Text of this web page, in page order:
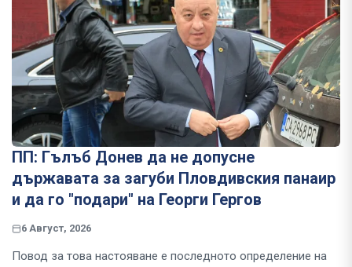
ПП: Гълъб Донев да не допусне
държавата за загуби Пловдивския панаир
и да го "подари" на Георги Гергов
6 Август, 2026
Повод за това настояване е последното определение на